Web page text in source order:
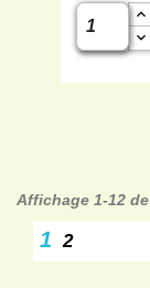
Affichage 1-12
1 2